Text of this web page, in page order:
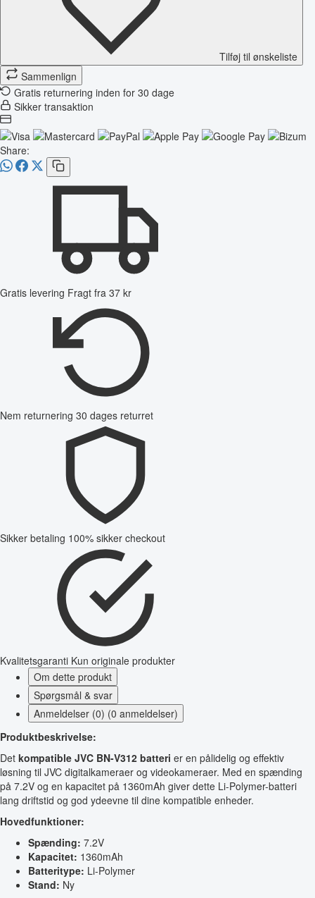
Tilføj til ønskeliste
Sammenlign
Gratis returnering inden for 30 dage
Sikker transaktion
Share:
Gratis levering Fragt fra 37 kr
Nem returnering 30 dages returret
Sikker betaling 100% sikker checkout
Kvalitetsgaranti Kun originale produkter
Om dette produkt
Spørgsmål & svar
Anmeldelser (0) (0 anmeldelser)
Produktbeskrivelse:
Det kompatible JVC BN-V312 batteri er en pålidelig og effektiv
løsning til JVC digitalkameraer og videokameraer. Med en spænding
på 7.2V og en kapacitet på 1360mAh giver dette Li-Polymer-batteri
lang driftstid og god ydeevne til dine kompatible enheder.
Hovedfunktioner:
Spænding: 7.2V
Kapacitet: 1360mAh
Batteritype: Li-Polymer
Stand: Ny